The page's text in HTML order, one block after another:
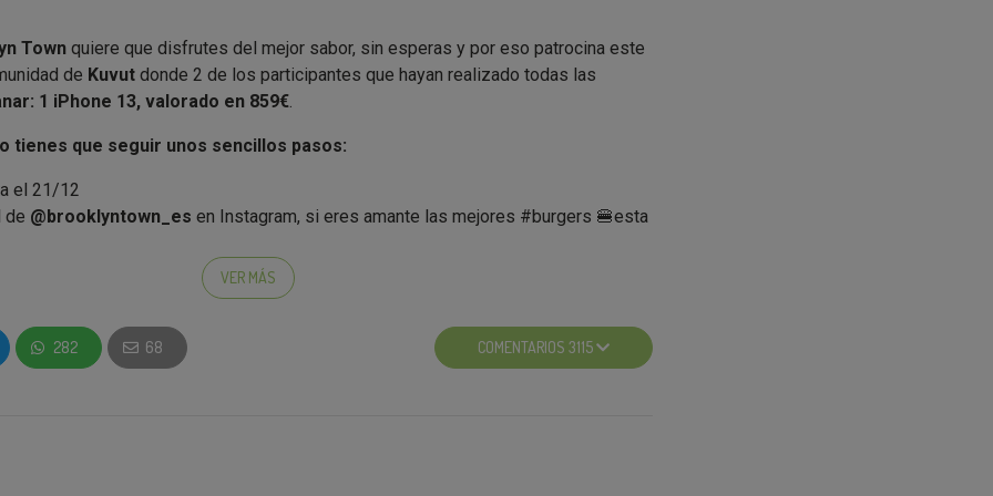
Town quiere que disfrutes del mejor sabor, sin esperas y por eso patrocina este
de Kuvut donde 2 de los participantes que hayan realizado todas las
1 iPhone 13, valorado en 859€
tienes que seguir unos sencillos pasos:
el 21/12
de @brooklyntown_es en Instagram, si eres amante las mejores #burgers 🍔esta
opciones extrasolo por participar en la Campaña de Cashback(hasta el
paraprobarlas nuevas recetas
Pork, Veggie, Chicken y Cheese
VER MÁS
282 68 COMENTARIOS 3115